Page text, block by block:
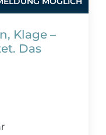
Klage –
Das